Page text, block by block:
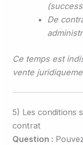
De
Ce temps est
vente
5) Les conditions
contrat
Question :